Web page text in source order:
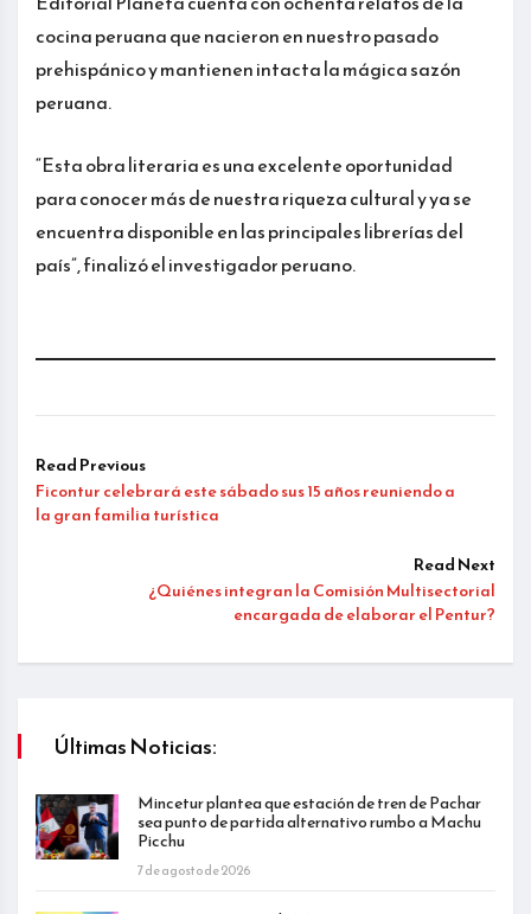
cocina peruana que nacieron en nuestro pasado
prehispánico y mantienen intacta la mágica sazón
peruana.
“Esta obra literaria es una excelente oportunidad
para conocer más de nuestra riqueza cultural y ya se
encuentra disponible en las principales librerías del
país”, finalizó el investigador peruano.
Read Previous
Ficontur celebrará este sábado sus 15 años reuniendo a
la gran familia turística
Read Next
¿Quiénes integran la Comisión Multisectorial
encargada de elaborar el Pentur?
Últimas Noticias:
Mincetur plantea que estación de tren de Pachar
sea punto de partida alternativo rumbo a Machu
Picchu
7 de agosto de 2026